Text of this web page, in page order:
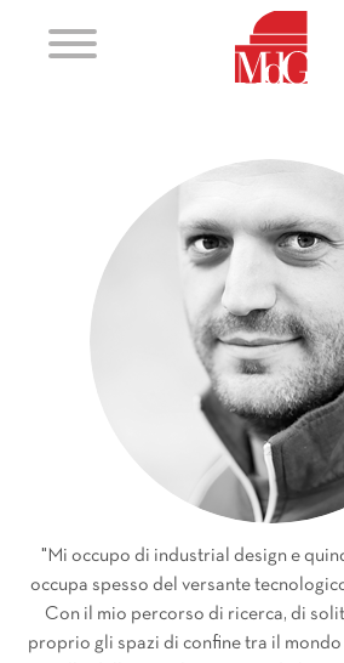
Futuro
"Mi occupo di industrial design e
occupa spesso del versante
Con il mio percorso di ricerca, di
proprio gli spazi di confine tra il